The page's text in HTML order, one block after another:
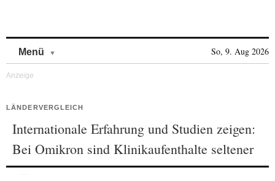
Menü So, 9. Aug 2026
LÄNDERVERGLEICH
Internationale Erfahrung und Studien zeigen:
Bei Omikron sind Klinikaufenthalte seltener